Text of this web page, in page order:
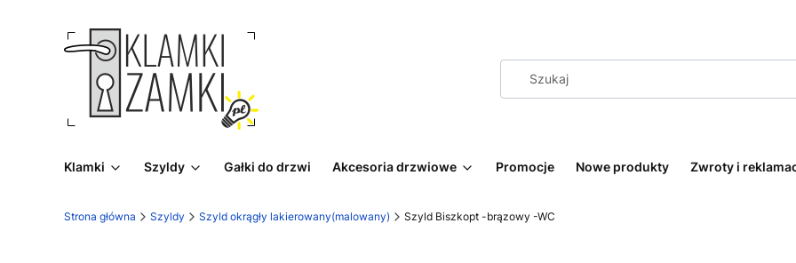
Klamki Szyldy Gałki do drzwi Akcesoria drzwiowe Promocje Nowe produkty Zwroty i
Strona główna Szyldy Szyld okrągły lakierowany(malowany) Szyld Biszkopt -brązowy -WC